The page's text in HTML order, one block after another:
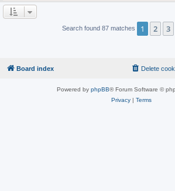
Search found 87 matches 1 2 3
Board index Delete
Powered by phpBB® Forum Software ©
Privacy| Terms